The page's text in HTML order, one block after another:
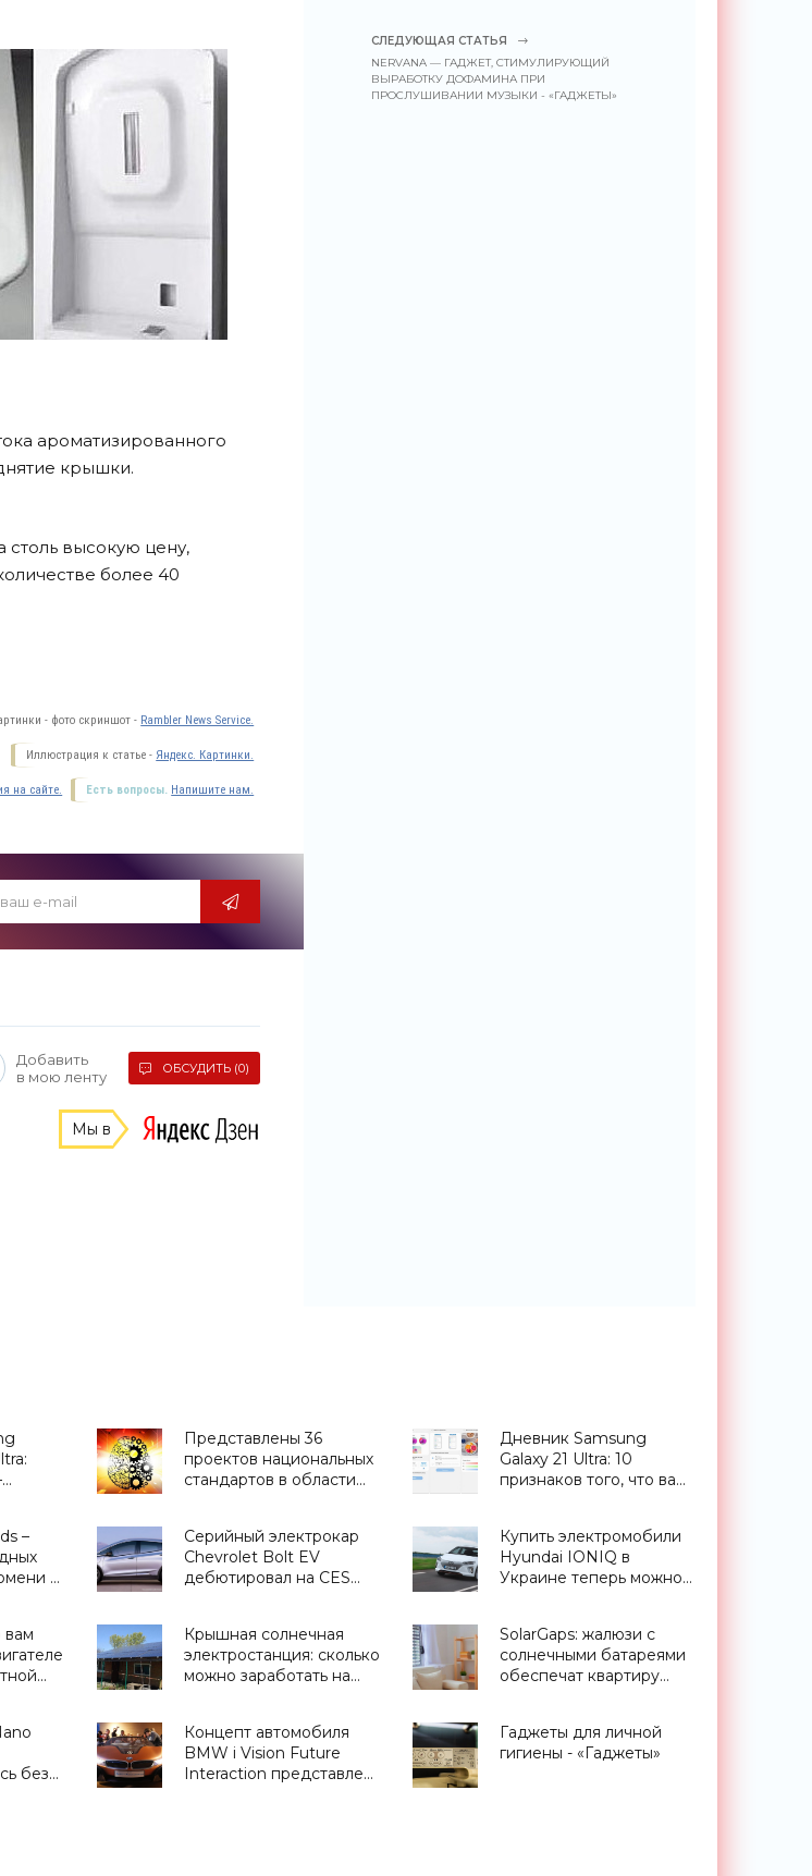
ароматизированного
крышки.
высокую цену,
более 40
- фото скриншот - Rambler News Service.
Иллюстрация к статье - Яндекс. Картинки.
Есть вопросы. Напишите нам.
на сайте.
Добавить
в мою ленту
ОБСУДИТЬ (0)
Мы в
СЛЕДУЮЩАЯ СТАТЬЯ
NERVANA — ГАДЖЕТ, СТИМУЛИРУЮЩИЙ
ВЫРАБОТКУ ДОФАМИНА ПРИ
ПРОСЛУШИВАНИИ МУЗЫКИ - «ГАДЖЕТЫ»
Представлены 36
проектов национальных
стандартов в области
Дневник Samsung
Galaxy 21 Ultra: 10
признаков того, что вам
–
-
Серийный электрокар
Chevrolet Bolt EV
дебютировал на CES
Купить электромобили
Hyundai IONIQ в
Украине теперь можно
вам
Крышная солнечная
электростанция: сколько
можно заработать на
Украине - «Новости
Электроники»
SolarGaps: жалюзи с
солнечными батареями
обеспечат квартиру
«Новости Электроники»
без
Концепт автомобиля
BMW i Vision Future
Interaction представлен
Гаджеты для личной
гигиены - «Гаджеты»